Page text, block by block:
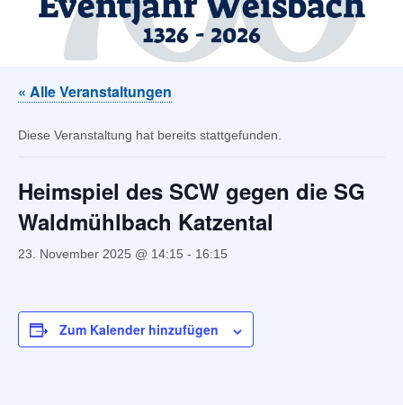
« Alle Veranstaltungen
Diese Veranstaltung hat bereits stattgefunden.
Heimspiel des SCW gegen die SG
Waldmühlbach Katzental
23. November 2025 @ 14:15 - 16:15
Zum Kalender hinzufügen